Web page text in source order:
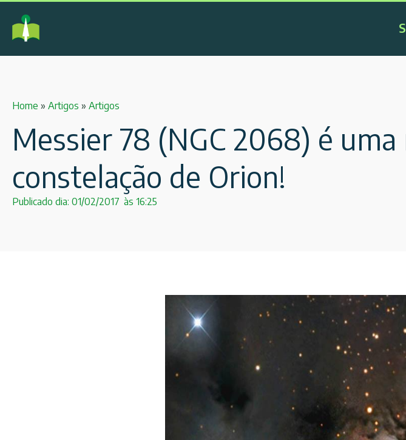
Home » Artigos » Artigos
Messier 78 (NGC 2068) é
constelação de Orion!
Publicado dia: 01/02/2017 às 16:25